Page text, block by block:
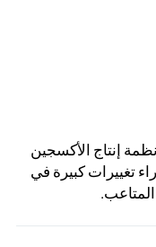
إنتاج الأكسجين
تغييرات كبيرة في